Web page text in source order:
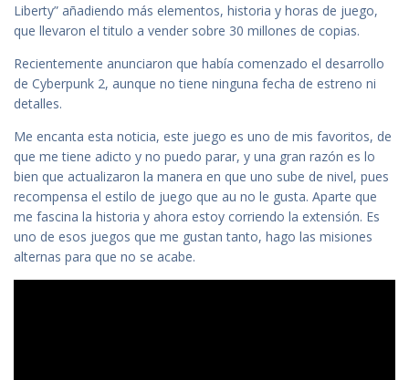
Liberty” añadiendo más elementos, historia y horas de juego,
que llevaron el titulo a vender sobre 30 millones de copias.
Recientemente anunciaron que había comenzado el desarrollo
de Cyberpunk 2, aunque no tiene ninguna fecha de estreno ni
detalles.
Me encanta esta noticia, este juego es uno de mis favoritos, de
que me tiene adicto y no puedo parar, y una gran razón es lo
bien que actualizaron la manera en que uno sube de nivel, pues
recompensa el estilo de juego que au no le gusta. Aparte que
me fascina la historia y ahora estoy corriendo la extensión. Es
uno de esos juegos que me gustan tanto, hago las misiones
alternas para que no se acabe.